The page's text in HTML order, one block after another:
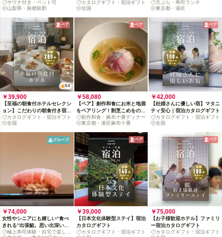
切別荘リトリート
サウナ付き・ペット可
山梨県・南都留郡
ログギフト : 掲載数200+施
設〜
カタログギフト・宿泊ギフト
全国
ンチコース
天ぷら・寿司ランチ
東京都・港区
ペア
5.0
￥39,900
【至福の朝食付ホテルセレクシ
ョン】こだわりの朝食付き宿泊
カタログギフト: 掲載数280施
設〜
カタログギフト・宿泊ギフト
全国
ペア
￥58,080
【ペア】創作和食にお米と地酒
をペアリング！割烹こめをの心
に残る夕餉時間
創作和食・麻布十番ディナー
東京都・港区麻布十番
ペア
￥42,000
【妊婦さんに優しい宿】マタニ
ティ安心｜宿泊カタログギフト
カタログギフト・宿泊ギフト
全国
グループ
￥74,000
女性やシニアにも嬉しい“食べ
きれる”出張鮨。思い出深い鮨
劇場を3人以上で
極上寿司体験・自宅で楽しめ
ペア
￥39,000
【日本文化体験型ステイ】宿泊
カタログギフト
カタログギフト・宿泊ギフト
ペア
￥75,000
【お子様歓迎ホテル】ファミリ
ー宿泊カタログギフト
カタログギフト・宿泊ギフト